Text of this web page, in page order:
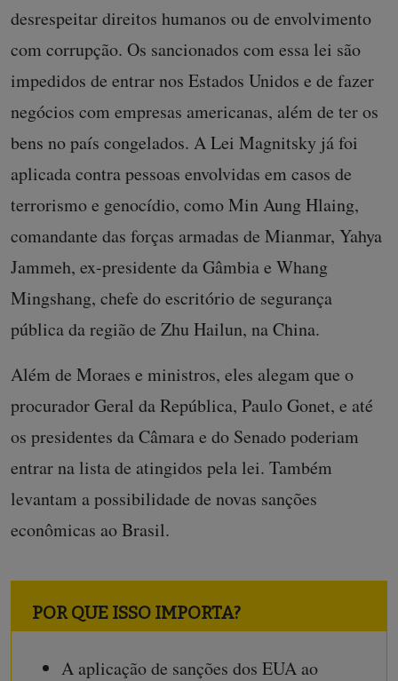
desrespeitar direitos humanos ou de envolvimento
com corrupção. Os sancionados com essa lei são
impedidos de entrar nos Estados Unidos e de fazer
negócios com empresas americanas, além de ter os
bens no país congelados. A Lei Magnitsky já foi
aplicada contra pessoas envolvidas em casos de
terrorismo e genocídio, como Min Aung Hlaing,
comandante das forças armadas de Mianmar, Yahya
Jammeh, ex-presidente da Gâmbia e Whang
Mingshang, chefe do escritório de segurança
pública da região de Zhu Hailun, na China.
Além de Moraes e ministros, eles alegam que o
procurador Geral da República, Paulo Gonet, e até
os presidentes da Câmara e do Senado poderiam
entrar na lista de atingidos pela lei. Também
levantam a possibilidade de novas sanções
econômicas ao Brasil.
POR QUE ISSO IMPORTA?
A aplicação de sanções dos EUA ao